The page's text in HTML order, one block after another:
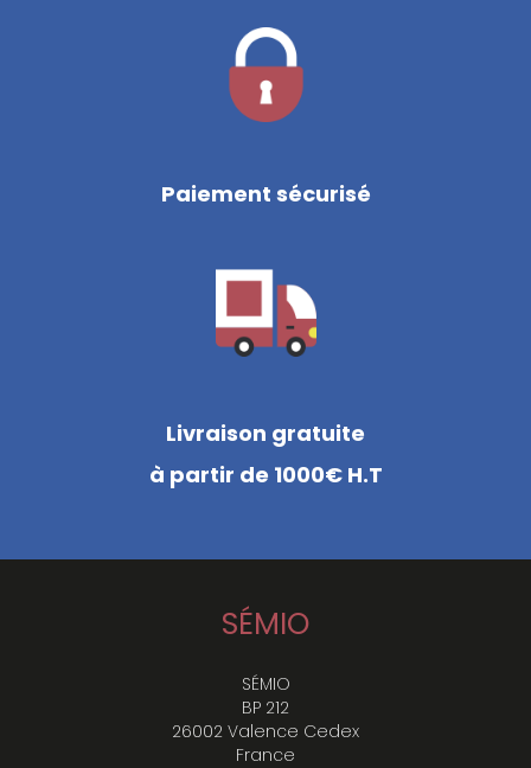
Paiement sécurisé
Livraison gratuite
à partir de 1000€ H.T
SÉMIO
SÉMIO
BP 212
26002 Valence Cedex
France